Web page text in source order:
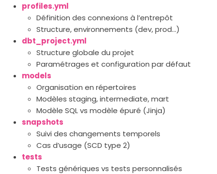
profiles.yml
Définition des connexions à l’entrepôt
Structure, environnements (dev, prod…)
dbt_project.yml
Structure globale du projet
Paramétrages et configuration par défaut
models
Organisation en répertoires
Modèles staging, intermediate, mart
Modèle SQL vs modèle épuré (Jinja)
snapshots
Suivi des changements temporels
Cas d’usage (SCD type 2)
tests
Tests génériques vs tests personnalisés